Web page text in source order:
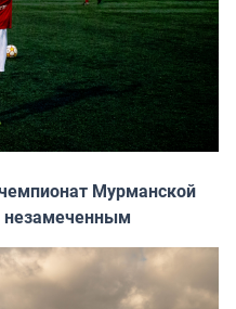
Мурманской
незамеченным